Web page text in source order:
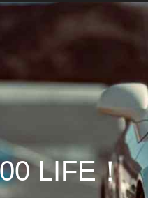
LIFE！